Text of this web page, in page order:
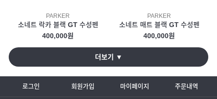
PARKER
소네트 락카 블랙 GT 수성펜
400,000원
PARKER
소네트 매트 블랙 GT 수성펜
400,000원
더보기 ▼
로그인 회원가입 마이페이지 주문내역